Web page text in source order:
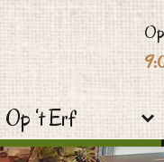
Op ‘t Erf